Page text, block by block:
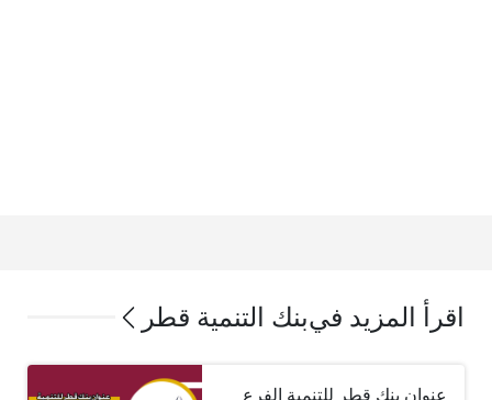
اقرأ المزيد فيبنك التنمية قطر
عنوان بنك قطر للتنمية الفرع